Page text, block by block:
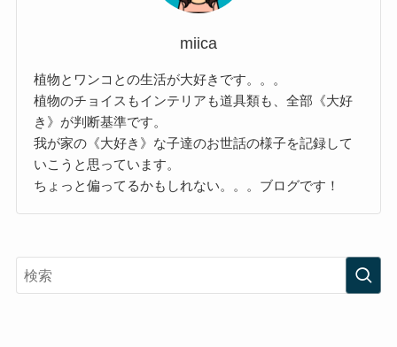
miica
植物とワンコとの生活が大好きです。。。
植物のチョイスもインテリアも道具類も、全部《大好
き》が判断基準です。
我が家の《大好き》な子達のお世話の様子を記録して
いこうと思っています。
ちょっと偏ってるかもしれない。。。ブログです！